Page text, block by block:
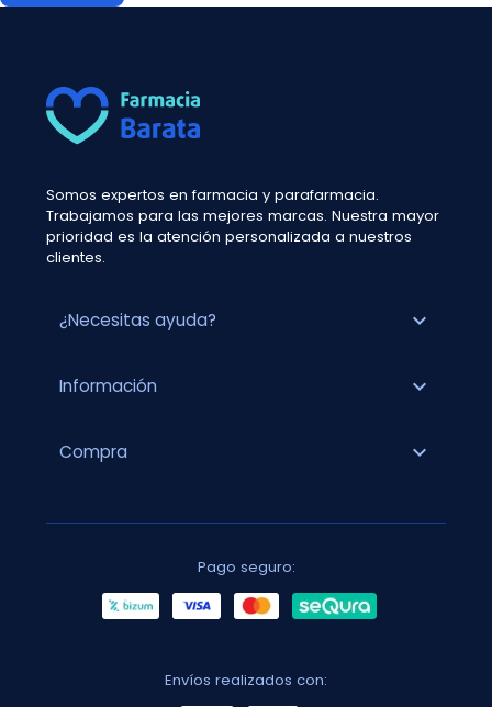
Somos expertos en farmacia y parafarmacia.
Trabajamos para las mejores marcas. Nuestra mayor
prioridad es la atención personalizada a nuestros
clientes.
¿Necesitas ayuda? expand_more
Información expand_more
Compra expand_more
Pago seguro:
Envíos realizados con: